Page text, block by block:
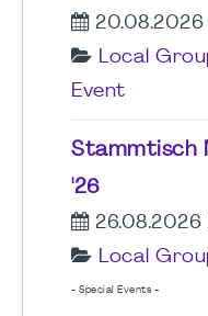
20.08.2026
Local
Event
Stammtisch
'26
26.08.2026
Local
- Special Events -